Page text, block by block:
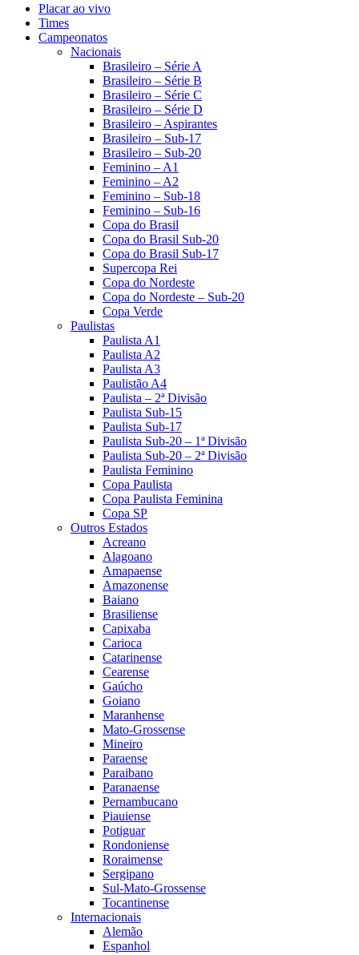
Placar ao vivo
Times
Campeonatos
Nacionais
Brasileiro – Série A
Brasileiro – Série B
Brasileiro – Série C
Brasileiro – Série D
Brasileiro – Aspirantes
Brasileiro – Sub-17
Brasileiro – Sub-20
Feminino – A1
Feminino – A2
Feminino – Sub-18
Feminino – Sub-16
Copa do Brasil
Copa do Brasil Sub-20
Copa do Brasil Sub-17
Supercopa Rei
Copa do Nordeste
Copa do Nordeste – Sub-20
Copa Verde
Paulistas
Paulista A1
Paulista A2
Paulista A3
Paulistão A4
Paulista – 2ª Divisão
Paulista Sub-15
Paulista Sub-17
Paulista Sub-20 – 1ª Divisão
Paulista Sub-20 – 2ª Divisão
Paulista Feminino
Copa Paulista
Copa Paulista Feminina
Copa SP
Outros Estados
Acreano
Alagoano
Amapaense
Amazonense
Baiano
Brasiliense
Capixaba
Carioca
Catarinense
Cearense
Gaúcho
Goiano
Maranhense
Mato-Grossense
Mineiro
Paraense
Paraibano
Paranaense
Pernambucano
Piauiense
Potiguar
Rondoniense
Roraimense
Sergipano
Sul-Mato-Grossense
Tocantinense
Internacionais
Alemão
Espanhol